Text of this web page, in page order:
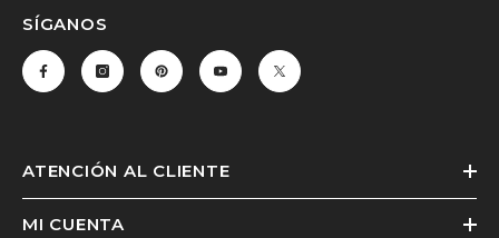
SÍGANOS
ATENCIÓN AL CLIENTE
MI CUENTA